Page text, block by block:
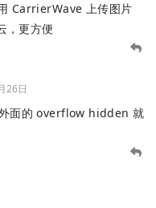
CarrierWave 上传图片
，更方便
26日
面的 overflow hidden 就